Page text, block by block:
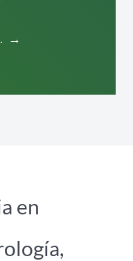
→
en